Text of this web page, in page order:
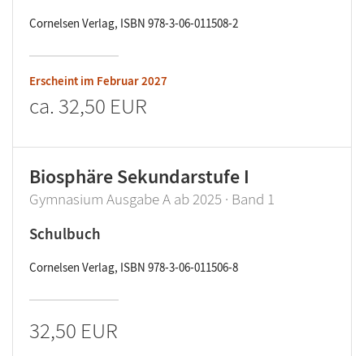
Cornelsen Verlag, ISBN 978-3-06-011508-2
Erscheint im Februar 2027
ca. 32,50 EUR
Biosphäre Sekundarstufe I
Gymnasium Ausgabe A ab 2025 · Band 1
Schulbuch
Cornelsen Verlag, ISBN 978-3-06-011506-8
32,50 EUR